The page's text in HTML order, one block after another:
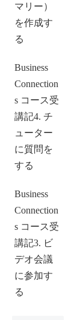
マリー）
を作成す
る
Business
Connection
s コース受
講記4. チ
ューター
に質問を
する
Business
Connection
s コース受
講記3. ビ
デオ会議
に参加す
る